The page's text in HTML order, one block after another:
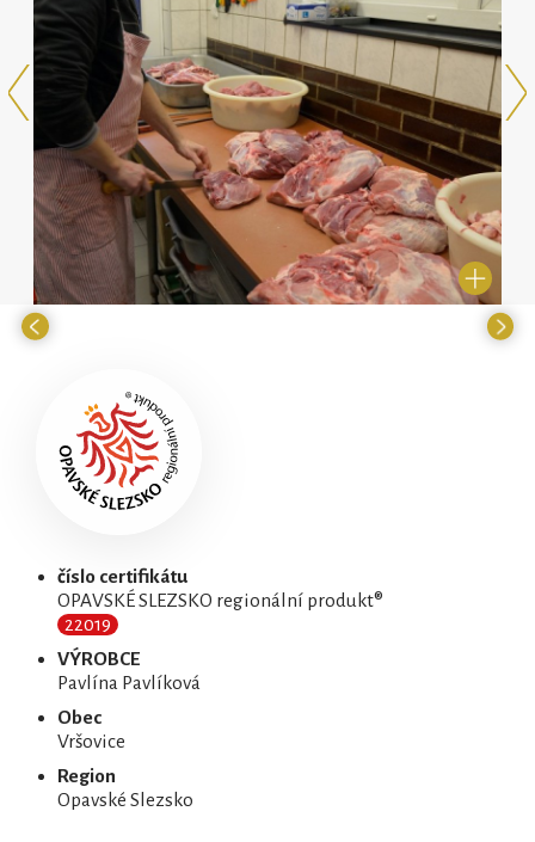
číslo certifikátu
OPAVSKÉ SLEZSKO regionální produkt®
22019
VÝROBCE
Pavlína Pavlíková
Obec
Vršovice
Region
Opavské Slezsko